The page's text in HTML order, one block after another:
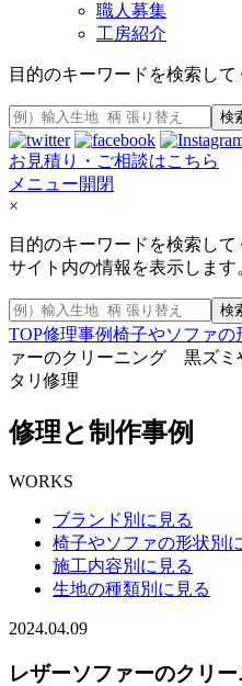
職人募集
工房紹介
目的のキーワードを検索して
検
お見積り・ご相談はこちら
メニュー開閉
×
目的のキーワードを検索して
サイト内の情報を表示します
検
TOP修理事例椅子やソファの
ァーのクリーニング 黒ズミ
タリ修理
修理と制作事例
WORKS
ブランド別に見る
椅子やソファの形状別
施工内容別に見る
生地の種類別に見る
2024.04.09
レザーソファーのクリ